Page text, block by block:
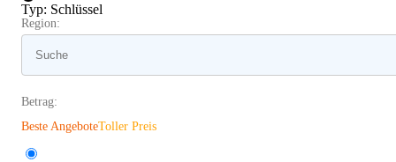
Typ: Schlüssel
Region:
Betrag:
Beste AngeboteToller Preis